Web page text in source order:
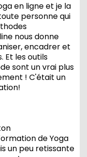
en ligne et je la
personne qui
nous donne
encadrer et
Et les outils
sont un vrai plus
! C'était un
de Yoga
un peu retissante